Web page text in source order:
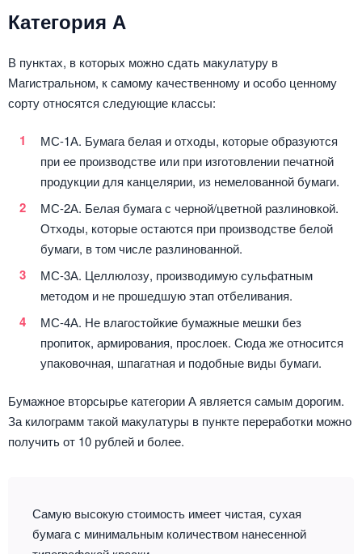
Категория А
В пунктах, в которых можно сдать макулатуру в
Магистральном, к самому качественному и особо ценному
сорту относятся следующие классы:
МС-1А. Бумага белая и отходы, которые образуются
при ее производстве или при изготовлении печатной
продукции для канцелярии, из немелованной бумаги.
МС-2А. Белая бумага с черной/цветной разлиновкой.
Отходы, которые остаются при производстве белой
бумаги, в том числе разлинованной.
МС-3А. Целлюлозу, производимую сульфатным
методом и не прошедшую этап отбеливания.
МС-4А. Не влагостойкие бумажные мешки без
пропиток, армирования, прослоек. Сюда же относится
упаковочная, шпагатная и подобные виды бумаги.
Бумажное вторсырье категории А является самым дорогим.
За килограмм такой макулатуры в пункте переработки можно
получить от 10 рублей и более.
Самую высокую стоимость имеет чистая, сухая
бумага с минимальным количеством нанесенной